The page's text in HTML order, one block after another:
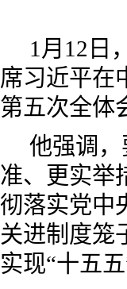
1月12日
席习近平在
第五次全体
他强调
准、更实举
彻落实党中
关进制度笼
实现“十五